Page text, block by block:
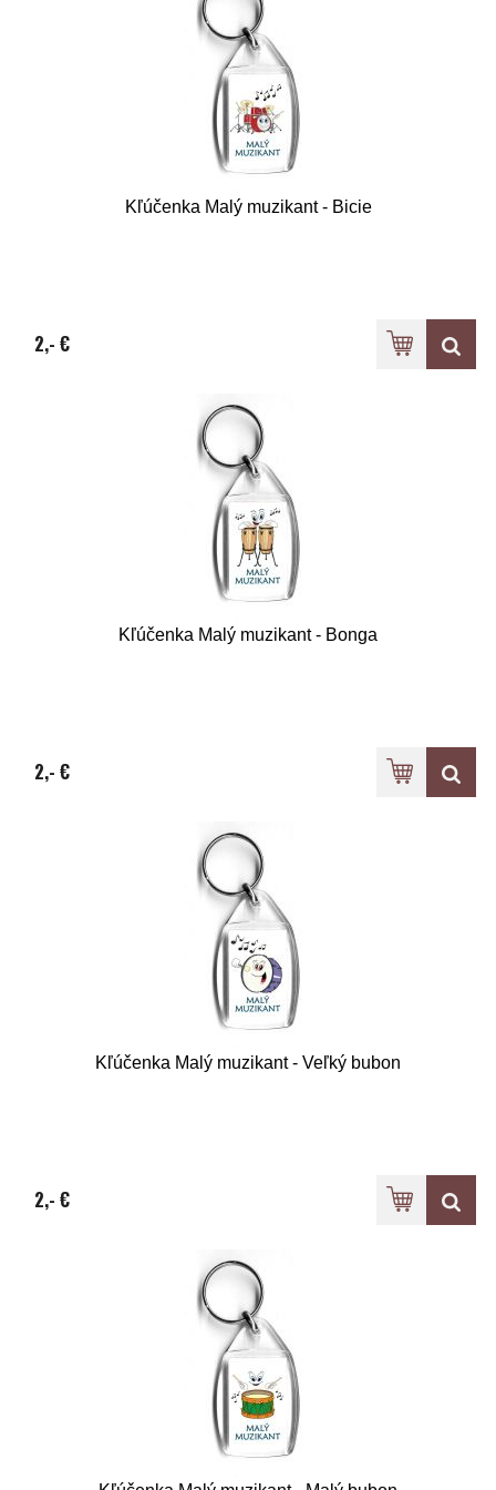
Kľúčenka Malý muzikant - Bicie
2,- €
Kľúčenka Malý muzikant - Bonga
2,- €
Kľúčenka Malý muzikant - Veľký bubon
2,- €